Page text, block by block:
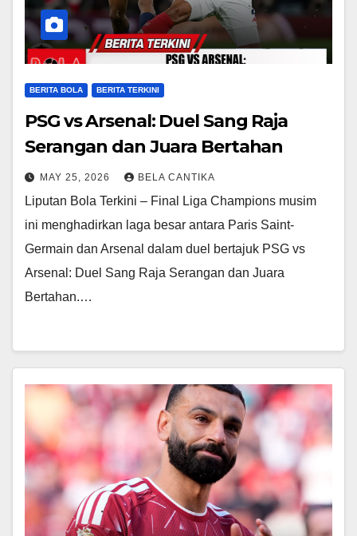
BERITA BOLA BERITA TERKINI
PSG vs Arsenal: Duel Sang Raja
Serangan dan Juara Bertahan
MAY 25, 2026 BELA CANTIKA
Liputan Bola Terkini – Final Liga Champions musim
ini menghadirkan laga besar antara Paris Saint-
Germain dan Arsenal dalam duel bertajuk PSG vs
Arsenal: Duel Sang Raja Serangan dan Juara
Bertahan.…